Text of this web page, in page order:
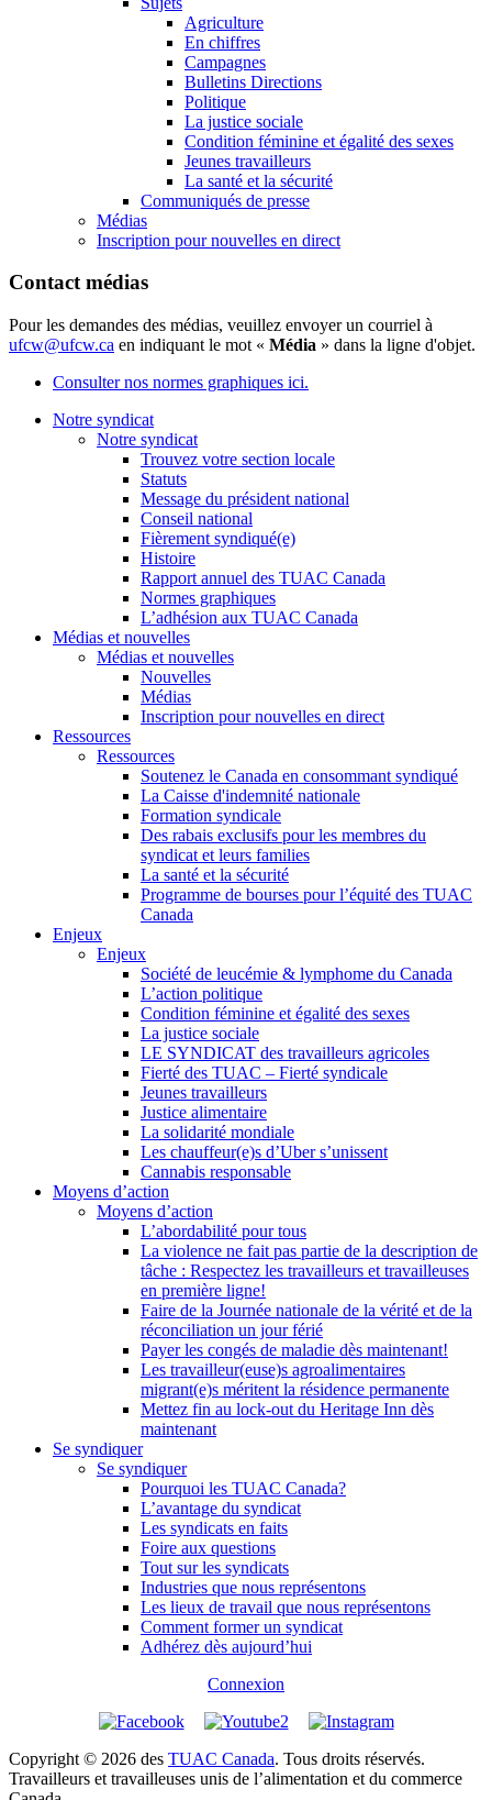
Agriculture
En chiffres
Campagnes
Bulletins Directions
Politique
La justice sociale
Condition féminine et égalité des sexes
Jeunes travailleurs
La santé et la sécurité
Communiqués de presse
Médias
Inscription pour nouvelles en direct
Contact médias
Pour les demandes des médias, veuillez envoyer un courriel à
ufcw@ufcw.ca en indiquant le mot « Média » dans la ligne d'objet.
Consulter nos normes graphiques ici.
Notre syndicat
Notre syndicat
Trouvez votre section locale
Statuts
Message du président national
Conseil national
Fièrement syndiqué(e)
Histoire
Rapport annuel des TUAC Canada
Normes graphiques
L’adhésion aux TUAC Canada
Médias et nouvelles
Médias et nouvelles
Nouvelles
Médias
Inscription pour nouvelles en direct
Ressources
Ressources
Soutenez le Canada en consommant syndiqué
La Caisse d'indemnité nationale
Formation syndicale
Des rabais exclusifs pour les membres du
syndicat et leurs families
La santé et la sécurité
Programme de bourses pour l’équité des TUAC
Canada
Enjeux
Enjeux
Société de leucémie & lymphome du Canada
L’action politique
Condition féminine et égalité des sexes
La justice sociale
LE SYNDICAT des travailleurs agricoles
Fierté des TUAC – Fierté syndicale
Jeunes travailleurs
Justice alimentaire
La solidarité mondiale
Les chauffeur(e)s d’Uber s’unissent
Cannabis responsable
Moyens d’action
Moyens d’action
L’abordabilité pour tous
La violence ne fait pas partie de la description de
tâche : Respectez les travailleurs et travailleuses
en première ligne!
Faire de la Journée nationale de la vérité et de la
réconciliation un jour férié
Payer les congés de maladie dès maintenant!
Les travailleur(euse)s agroalimentaires
migrant(e)s méritent la résidence permanente
Mettez fin au lock-out du Heritage Inn dès
maintenant
Se syndiquer
Se syndiquer
Pourquoi les TUAC Canada?
L’avantage du syndicat
Les syndicats en faits
Foire aux questions
Tout sur les syndicats
Industries que nous représentons
Les lieux de travail que nous représentons
Comment former un syndicat
Adhérez dès aujourd’hui
Connexion
Copyright © 2026 des TUAC Canada. Tous droits réservés.
Travailleurs et travailleuses unis de l’alimentation et du commerce